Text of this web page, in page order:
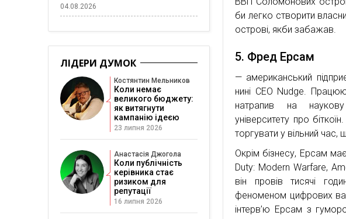
би легко створити
острові, якби забажав.
5. Фред Ерсам
— американський
нині CEO Nudge.
натрапив на
університету про
торгувати у вільний
Окрім бізнесу, Ерсам
Duty: Modern Warfare,
він провів тисячі
феноменом цифрових
інтерв’ю Ерсам з
04.08.2026
ЛІДЕРИ ДУМОК
Костянтин Мельников
Коли немає
великого бюджету:
як витягнути
кампанію ідеєю
23 липня 2026
Анастасія Джогола
Коли публічність
керівника стає
ризиком для
репутації
16 липня 2026